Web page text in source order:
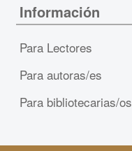
Información
Para Lectores
Para autoras/es
Para bibliotecarias/os